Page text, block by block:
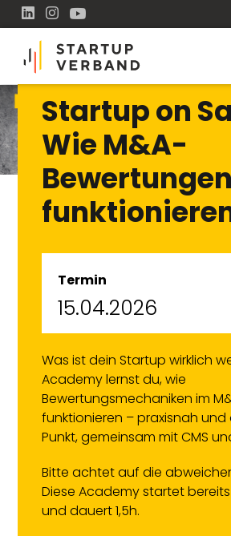
Startup on
Wie M&A-
Bewertungen
Termin
15.04.2026
Was ist dein Startup wirklich
Academy lernst du, wie
Bewertungsmechaniken im
funktionieren – praxisnah
Punkt, gemeinsam mit CMS
Bitte achtet auf die
Diese Academy startet bereits
und dauert 1,5h.